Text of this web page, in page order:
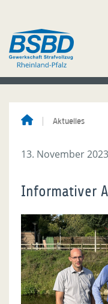
Aktuelles
13. November 2023
Informativer